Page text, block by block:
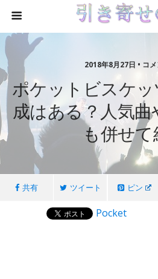
2018年8月27日 • コ
ポケットビスケ
成はある？人気
も併せ
共有 ツイート ピン
Pocket